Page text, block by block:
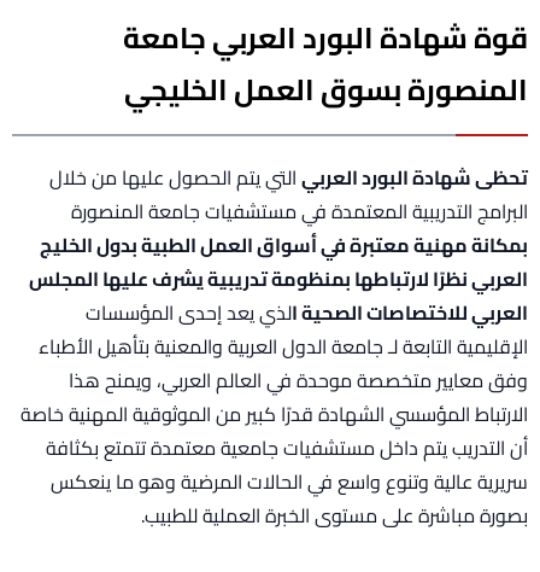
قوة شهادة البورد العربي جامعة
المنصورة بسوق العمل الخليجي
تحظى شهادة البورد العربيالتي يتم الحصول عليها من خلال
البرامج التدريبية المعتمدة في مستشفيات جامعة المنصورة
بمكانة مهنية معتبرة في أسواق العمل الطبية بدول الخليج
العربي نظرًا لارتباطها بمنظومة تدريبية يشرف عليها المجلس
العربي للاختصاصات الصحية الذي يعد إحدى المؤسسات
الإقليمية التابعة لـ جامعة الدول العربية والمعنية بتأهيل الأطباء
وفق معايير متخصصة موحدة في العالم العربي، ويمنح هذا
الارتباط المؤسسي الشهادة قدرًا كبير من الموثوقية المهنية خاصة
أن التدريب يتم داخل مستشفيات جامعية معتمدة تتمتع بكثافة
سريرية عالية وتنوع واسع في الحالات المرضية وهو ما ينعكس
بصورة مباشرة على مستوى الخبرة العملية للطبيب.